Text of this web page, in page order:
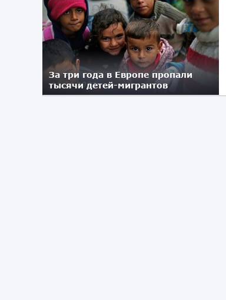
За три года в Европе пропали
тысячи детей-мигрантов
24.04.2021